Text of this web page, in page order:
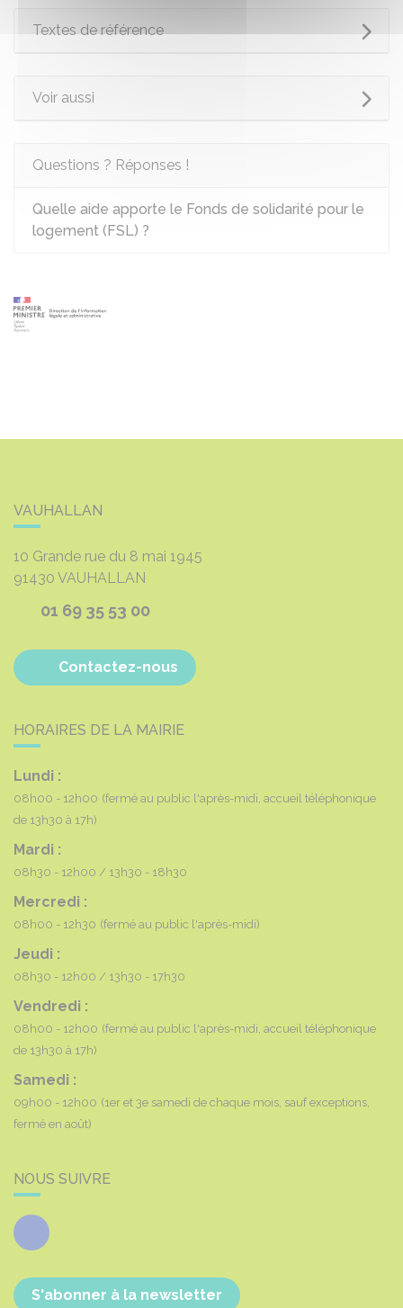
Textes de référence
Voir aussi
Questions ? Réponses !
Quelle aide apporte le Fonds de solidarité pour le
logement (FSL) ?
VAUHALLAN
10 Grande rue du 8 mai 1945
91430 VAUHALLAN
01 69 35 53 00
Contactez-nous
HORAIRES DE LA MAIRIE
Lundi :
08h00 - 12h00 (fermé au public l'après-midi, accueil téléphonique
de 13h30 à 17h)
Mardi :
08h30 - 12h00 13h30 - 18h30
Mercredi :
08h00 - 12h30 (fermé au public l'après-midi)
Jeudi :
08h30 - 12h00 13h30 - 17h30
Vendredi :
08h00 - 12h00 (fermé au public l'après-midi, accueil téléphonique
de 13h30 à 17h)
Samedi :
09h00 - 12h00 (1er et 3e samedi de chaque mois, sauf exceptions,
fermé en août)
NOUS SUIVRE
Facebook
S'abonner à la newsletter